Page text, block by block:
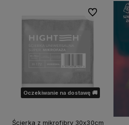
Oczekiwanie na dostawę 🚚
Ścierka z mikrofibry 30x30cm
Do ulubionych